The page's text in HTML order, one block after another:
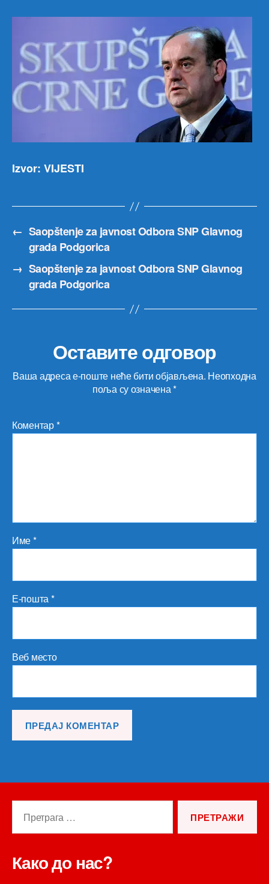
Izvor: VIJESTI
← Saopštenje za javnost Odbora SNP Glavnog
grada Podgorica
→ Saopštenje za javnost Odbora SNP Glavnog
grada Podgorica
Оставите одговор
Ваша адреса е-поште неће бити објављена. Неопходна
поља су означена*
Коментар*
Име*
Е-пошта*
Веб место
Како до нас?